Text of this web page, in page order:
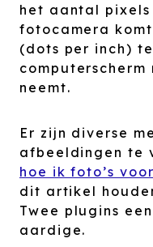
het aantal pixels
fotocamera
(dots per inch)
computerscherm
neemt.
Er zijn diverse
afbeeldingen te
hoe ik foto’s
dit artikel
Twee plugins
aardige.